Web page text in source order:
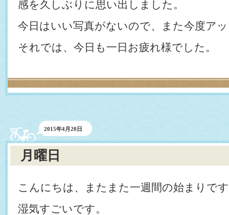
感を久しぶりに思い出しました。
今日はいい写真がないので、また今度ア
それでは、今日も一日お疲れ様でした。
2015年4月20日
月曜日
こんにちは、またまた一週間の始まりで
湿気すごいです。